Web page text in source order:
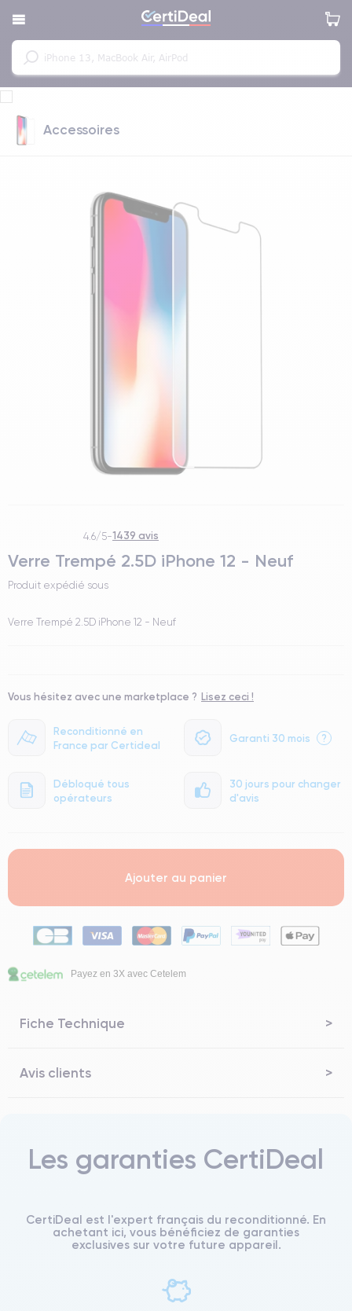
Accessoires
4.6/5-1439 avis
Verre Trempé 2.5D iPhone 12 - Neuf
Produit expédié sous
Verre Trempé 2.5D iPhone 12 - Neuf
Reconditionné en
France par Certideal
Garanti 30 mois ?
Débloqué tous
opérateurs
30 jours pour changer
d'avis
Vous hésitez avec une marketplace ? Lisez ceci !
Ajouter au panier
Payez en 3X avec Cetelem
Fiche Technique
Avis clients
Les garanties CertiDeal
CertiDeal est l'expert français du reconditionné. En
achetant ici, vous bénéficiez de garanties
exclusives sur votre future appareil.